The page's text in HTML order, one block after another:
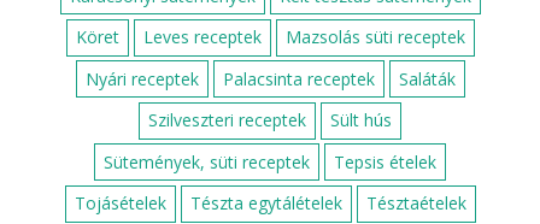
Köret
Leves receptek
Mazsolás süti receptek
Nyári receptek
Palacsinta receptek
Saláták
Szilveszteri receptek
Sült hús
Sütemények, süti receptek
Tepsis ételek
Tojásételek
Tészta egytálételek
Tésztaételek